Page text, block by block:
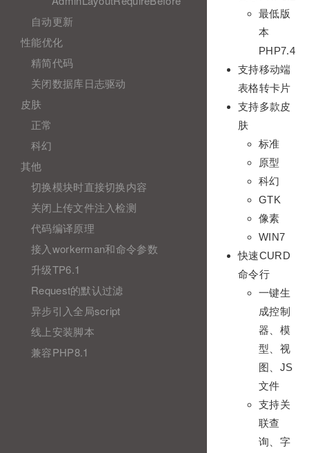
自动更新
性能优化
精简代码
关闭数据库日志驱动
皮肤
正常
科幻
其他
切换模块时直接切换内容
关闭上传文件注入检测
代码编译原理
接入workerman和命令参数
升级TP6.1
Request的默认过滤
异步引入全局script
线上安装脚本
兼容PHP8.1
最低版
本
PHP7.4
支持移动端
表格转卡片
支持多款皮
肤
标准
原型
科幻
GTK
像素
WIN7
快速CURD
命令行
一键生
成控制
器、模
型、视
图、JS
文件
支持关
联查
询、字